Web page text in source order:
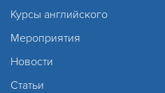
Курсы английского
Мероприятия
Новости
Статьи